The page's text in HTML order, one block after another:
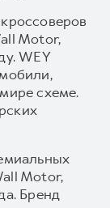
Motor,
WEY
схеме.
Motor,
Бренд